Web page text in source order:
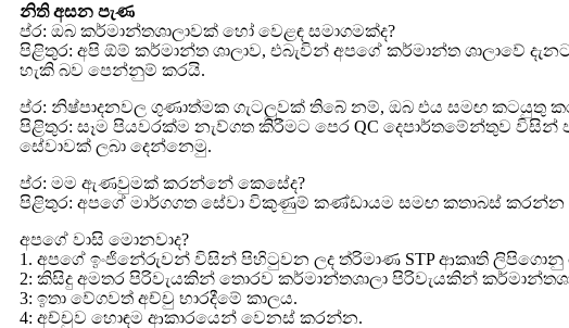
නිති අසන පැණ
ප්ර: ඔබ කර්මාන්තශාලාවක් හෝ වෙළඳ සමාගමක්ද?
පිළිතුර: අපි ඕම් කර්මාන්ත ශාලාව, එබැවින් අපගේ කර්මාන්ත ශාලාවේ
හැකි බව පෙන්නුම් කරයි.
ප්ර: නිෂ්පාදනවල ගුණාත්මක ගැටලුවක් තිබේ නම්, ඔබ එය සමඟ කටයුතු
පිළිතුර: සෑම පියවරක්ම නැව්ගත කිරීමට පෙර QC දෙපාර්තමේන්තුව
සේවාවක් ලබා දෙන්නෙමු.
ප්ර: මම ඇණවුමක් කරන්නේ කෙසේද?
පිළිතුර: අපගේ මාර්ගගත සේවා විකුණුම් කණ්ඩායම සමඟ කතාබස්
අපගේ වාසි මොනවාද?
1. අපගේ ඉංජිනේරුවන් විසින් පිහිටුවන ලද ත්රිමාණ STP ආකෘති
2: කිසිදු අමතර පිරිවැයකින් තොරව කර්මාන්තශාලා පිරිවැයකින්
3: ඉතා වේගවත් අච්චු භාරදීමේ කාලය.
4: අච්චුව හොඳම ආකාරයෙන් වෙනස් කරන්න.